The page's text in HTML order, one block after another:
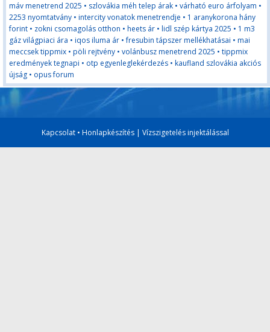
máv menetrend 2025 • szlovákia méh telep árak • várható euro árfolyam •
2253 nyomtatvány • intercity vonatok menetrendje • 1 aranykorona hány
forint • zokni csomagolás otthon • heets ár • lidl szép kártya 2025 • 1 m3
gáz világpiaci ára • iqos iluma ár •fresubin tápszer mellékhatásai • mai
meccsek tippmix • pöli rejtvény • volánbusz menetrend 2025 • tippmix
eredmények tegnapi • otp egyenleglekérdezés • kaufland szlovákia akciós
újság • opus forum
Kapcsolat• Honlapkészítés| Vízszigetelés injektálással